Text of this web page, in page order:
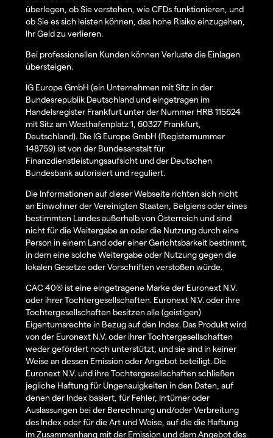
überlegen, ob Sie verstehen, wie CFDs funktionieren, und
ob Sie es sich leisten können, das hohe Risiko einzugehen,
Ihr Geld zu verlieren.
Bei professionellen Kunden können Verluste die Einlagen
übersteigen.
IG Europe GmbH (ein Unternehmen mit Sitz in der
Bundesrepublik Deutschland und eingetragen im
Handelsregister Frankfurt unter der Nummer HRB 115624
mit Sitz am Westhafenplatz 1, 60327 Frankfurt,
Deutschland). Die IG Europe GmbH (Registernummer
148759) ist von der Bundesanstalt für
Finanzdienstleistungsaufsicht und der Deutschen
Bundesbank autorisiert und reguliert.
Die Informationen auf dieser Webseite richten sich nicht
an Einwohner der Vereinigten Staaten, Belgiens oder eines
bestimmten Landes außerhalb von Österreich und sind
nicht für die Weitergabe an oder die Nutzung durch eine
Person in einem Land oder einer Gerichtsbarkeit bestimmt,
in dem eine solche Weitergabe oder Nutzung gegen die
lokalen Gesetze oder Vorschriften verstoßen würde.
CAC 40® ist eine eingetragene Marke der Euronext N.V.
oder ihrer Tochtergesellschaften. Euronext N.V. oder ihre
Tochtergesellschaften besitzen alle (geistigen)
Eigentumsrechte in Bezug auf den Index. Das Produkt wird
von der Euronext N.V. oder ihrer Tochtergesellschaften
weder gefördert noch unterstützt, und sie sind in keiner
Weise an dessen Emission oder Angebot beteiligt. Die
Euronext N.V. und ihre Tochtergesellschaften schließen
jegliche Haftung für Ungenauigkeiten in den Daten, auf
denen der Index basiert, für Fehler, Irrtümer oder
Auslassungen bei der Berechnung und/oder Verbreitung
des Index oder für die Art und Weise, auf die die Haftung
im Zusammenhang mit der Emission und dem Angebot des